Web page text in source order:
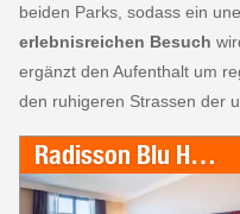
beiden Parks, sodass ein
erlebnisreichen Besuch
ergänzt den Aufenthalt um
den ruhigeren Strassen der
Radisson Blu Hotel Paris, Marne-la-Vallee